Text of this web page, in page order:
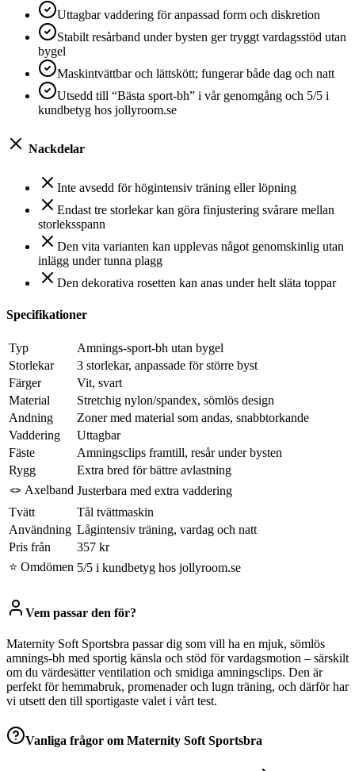
Uttagbar vaddering för anpassad form och diskretion
Stabilt resårband under bysten ger tryggt vardagsstöd utan
bygel
Maskintvättbar och lättskött; fungerar både dag och natt
Utsedd till “Bästa sport-bh” i vår genomgång och 5/5 i
kundbetyg hos jollyroom.se
Nackdelar
Inte avsedd för högintensiv träning eller löpning
Endast tre storlekar kan göra finjustering svårare mellan
storleksspann
Den vita varianten kan upplevas något genomskinlig utan
inlägg under tunna plagg
Den dekorativa rosetten kan anas under helt släta toppar
Specifikationer
Typ
Amnings-sport-bh utan bygel
Storlekar
3 storlekar, anpassade för större byst
Färger
Vit, svart
Material
Stretchig nylon/spandex, sömlös design
Andning
Zoner med material som andas, snabbtorkande
Vaddering
Uttagbar
Fäste
Amningsclips framtill, resår under bysten
Rygg
Extra bred för bättre avlastning
🪢 Axelband Justerbara med extra vaddering
Tvätt
Tål tvättmaskin
Användning Lågintensiv träning, vardag och natt
Pris från
357 kr
⭐ Omdömen 5/5 i kundbetyg hos jollyroom.se
Vem passar den för?
Maternity Soft Sportsbra passar dig som vill ha en mjuk, sömlös
amnings-bh med sportig känsla och stöd för vardagsmotion – särskilt
om du värdesätter ventilation och smidiga amningsclips. Den är
perfekt för hemmabruk, promenader och lugn träning, och därför har
vi utsett den till sportigaste valet i vårt test.
Vanliga frågor om Maternity Soft Sportsbra